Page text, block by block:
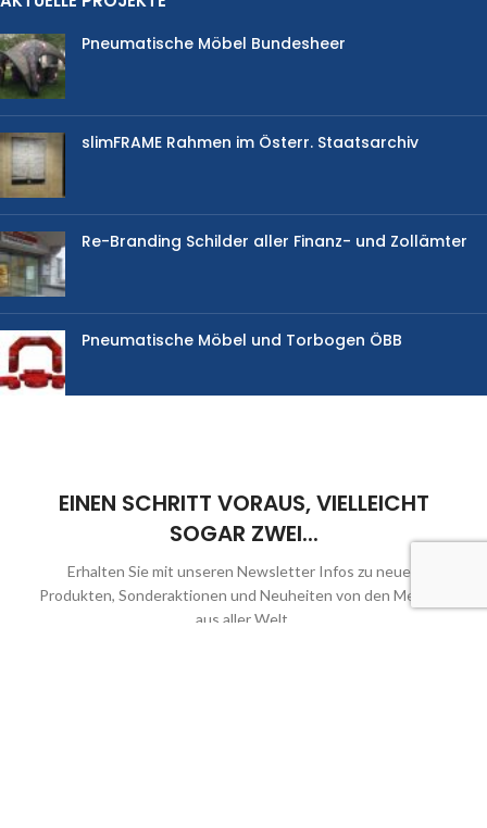
Pneumatische Möbel Bundesheer
slimFRAME Rahmen im Österr. Staatsarchiv
Re-Branding Schilder aller Finanz- und Zollämter
Pneumatische Möbel und Torbogen ÖBB
EINEN SCHRITT VORAUS, VIELLEICHT
SOGAR ZWEI...
Erhalten Sie mit unseren Newsletter Infos zu neuen
Produkten, Sonderaktionen und Neuheiten von den Messen
aus aller Welt.